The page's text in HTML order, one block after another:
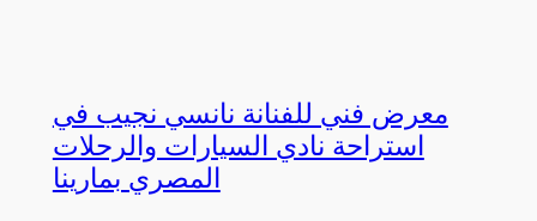
معرض فني للفنانة نانسي نجيب في
استراحة نادي السيارات والرحلات
المصري بمارينا